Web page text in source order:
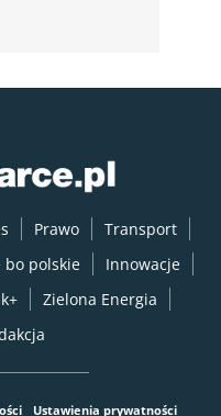
Prawo
Transport
bo polskie
Innowacje
Zielona Energia
Ustawienia prywatności